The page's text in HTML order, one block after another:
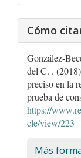
Cómo
González-
del C. .
preciso en la
prueba de
https://
cle/view/223
Más